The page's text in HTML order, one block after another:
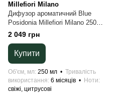
Millefiori Milano
Дифузор ароматичний Blue
Posidonia Millefiori Milano 250
мл
2 049 грн
Купити
Об'єм, мл 250 мл
Тривалість
використання 6 місяців
Ноти
свіжі, цитрусові